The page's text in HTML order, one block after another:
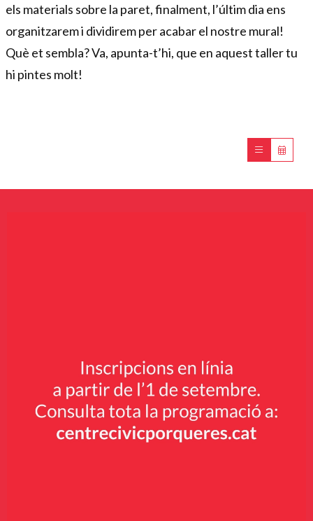
els materials sobre la paret, finalment, l’últim dia ens
organitzarem i dividirem per acabar el nostre mural!
Què et sembla? Va, apunta-t’hi, que en aquest taller tu
hi pintes molt!